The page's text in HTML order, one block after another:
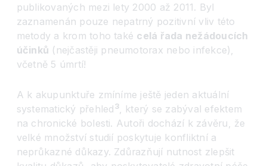
publikovaných mezi lety 2000 až 2011. Byl
zaznamenán pouze nepatrný pozitivní vliv této
metody a krom toho také celá řada nežádoucích
účinků (nejčastěji pneumotorax nebo infekce),
včetně 5 úmrtí!
A k akupunktuře zmíníme ještě jeden aktuální
systematický přehled 3, který se zabýval efektem
na chronické bolesti. Autoři dochází k závěru, že
velké množství studií poskytuje konfliktní a
neprůkazné důkazy. Zdůrazňují nutnost zlepšit